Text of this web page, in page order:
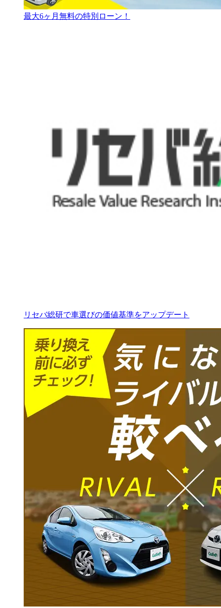
最大6ヶ月無料の特別ローン！
リセバ総研で車選びの価値基準をアップデート